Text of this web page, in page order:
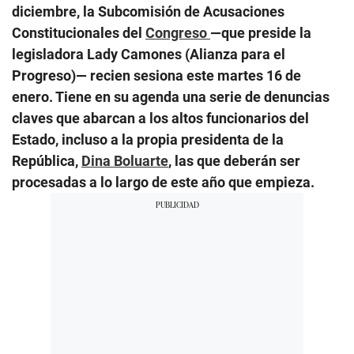
diciembre, la Subcomisión de Acusaciones
Constitucionales del Congreso —que preside la
legisladora Lady Camones (Alianza para el
Progreso)— recien sesiona este martes 16 de
enero. Tiene en su agenda una serie de denuncias
claves que abarcan a los altos funcionarios del
Estado, incluso a la propia presidenta de la
República, Dina Boluarte, las que deberán ser
procesadas a lo largo de este año que empieza.